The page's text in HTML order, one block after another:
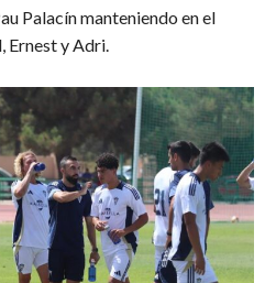
Palacín manteniendo en el
Ernest y Adri.